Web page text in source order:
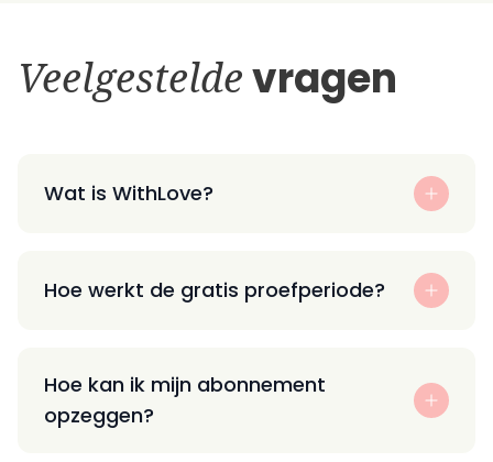
Veelgesteldevragen
Wat is WithLove?
Hoe werkt de gratis proefperiode?
Hoe kan ik mijn abonnement
opzeggen?